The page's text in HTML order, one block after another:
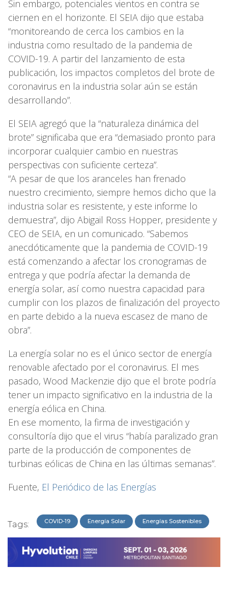
Sin embargo, potenciales vientos en contra se
ciernen en el horizonte. El SEIA dijo que estaba
“monitoreando de cerca los cambios en la
industria como resultado de la pandemia de
COVID-19. A partir del lanzamiento de esta
publicación, los impactos completos del brote de
coronavirus en la industria solar aún se están
desarrollando”.
El SEIA agregó que la “naturaleza dinámica del
brote” significaba que era “demasiado pronto para
incorporar cualquier cambio en nuestras
perspectivas con suficiente certeza”.
“A pesar de que los aranceles han frenado
nuestro crecimiento, siempre hemos dicho que la
industria solar es resistente, y este informe lo
demuestra”, dijo Abigail Ross Hopper, presidente y
CEO de SEIA, en un comunicado. “Sabemos
anecdóticamente que la pandemia de COVID-19
está comenzando a afectar los cronogramas de
entrega y que podría afectar la demanda de
energía solar, así como nuestra capacidad para
cumplir con los plazos de finalización del proyecto
en parte debido a la nueva escasez de mano de
obra”.
La energía solar no es el único sector de energía
renovable afectado por el coronavirus. El mes
pasado, Wood Mackenzie dijo que el brote podría
tener un impacto significativo en la industria de la
energía eólica en China.
En ese momento, la firma de investigación y
consultoría dijo que el virus “había paralizado gran
parte de la producción de componentes de
turbinas eólicas de China en las últimas semanas”.
Fuente, El Periódico de las Energías
Tags: COVID-19 Energía Solar Energías Sostenibles